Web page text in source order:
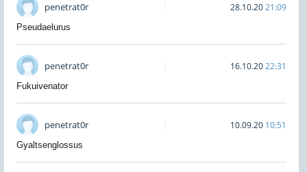
penetrat0r 28.10.2021:09
Pseudaelurus
penetrat0r 16.10.2022:31
Fukuivenator
penetrat0r 10.09.20 10:51
Gyaltsenglossus